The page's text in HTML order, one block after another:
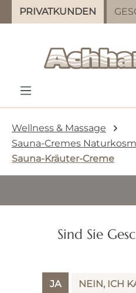
Zum Hauptinhalt
PRIVATKUNDEN
Sind Sie
JA NEIN, ICH
Wellness & Massage
Sauna-Cremes
Sauna-Kräuter-Creme
traditionellem Rezept